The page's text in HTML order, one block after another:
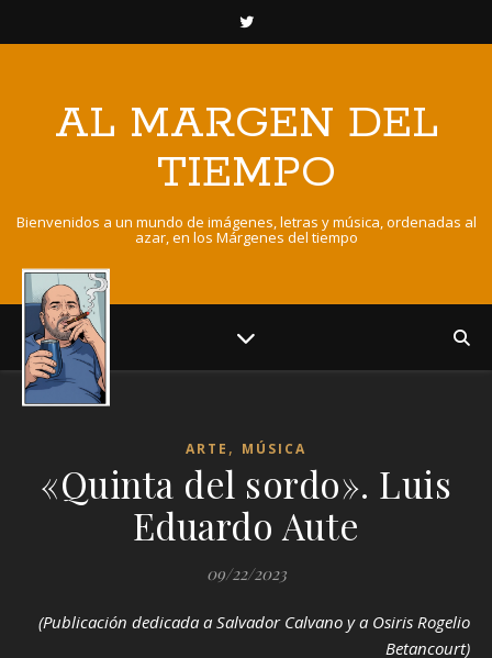
AL MARGEN DEL
TIEMPO
Bienvenidos a un mundo de imágenes, letras y música, ordenadas al
azar, en los Márgenes del tiempo
ARTE , MÚSICA
«Quinta del sordo». Luis
Eduardo Aute
09/22/2023
(Publicación dedicada a Salvador Calvano y a Osiris Rogelio
Betancourt)